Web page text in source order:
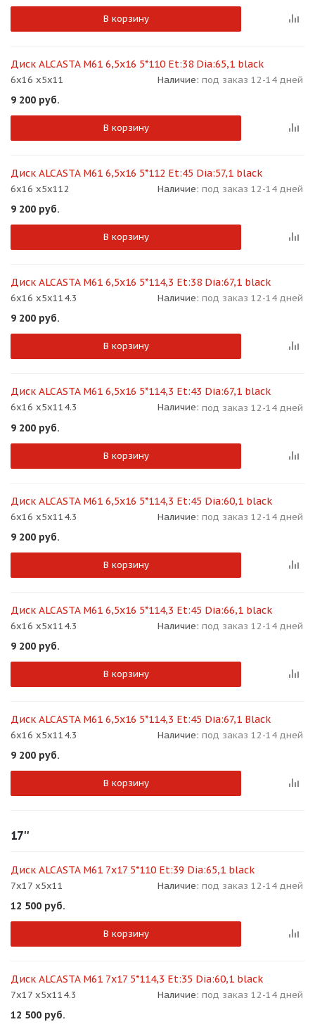
В корзину
Диск ALCASTA M61 6,5x16 5*110 Et:38 Dia:65,1 black
6x16 x5x11 Наличие: под заказ 12-14 дней
9 200 руб.
В корзину
Диск ALCASTA M61 6,5x16 5*112 Et:45 Dia:57,1 black
6x16 x5x112 Наличие: под заказ 12-14 дней
9 200 руб.
В корзину
Диск ALCASTA M61 6,5x16 5*114,3 Et:38 Dia:67,1 black
6x16 x5x114.3 Наличие: под заказ 12-14 дней
9 200 руб.
В корзину
Диск ALCASTA M61 6,5x16 5*114,3 Et:43 Dia:67,1 black
6x16 x5x114.3 Наличие: под заказ 12-14 дней
9 200 руб.
В корзину
Диск ALCASTA M61 6,5x16 5*114,3 Et:45 Dia:60,1 black
6x16 x5x114.3 Наличие: под заказ 12-14 дней
9 200 руб.
В корзину
Диск ALCASTA M61 6,5x16 5*114,3 Et:45 Dia:66,1 black
6x16 x5x114.3 Наличие: под заказ 12-14 дней
9 200 руб.
В корзину
Диск ALCASTA M61 6,5x16 5*114,3 Et:45 Dia:67,1 Black
6x16 x5x114.3 Наличие: под заказ 12-14 дней
9 200 руб.
В корзину
17''
Диск ALCASTA M61 7x17 5*110 Et:39 Dia:65,1 black
7x17 x5x11 Наличие: под заказ 12-14 дней
12 500 руб.
В корзину
Диск ALCASTA M61 7x17 5*114,3 Et:35 Dia:60,1 black
7x17 x5x114.3 Наличие: под заказ 12-14 дней
12 500 руб.
раз в 2 недели